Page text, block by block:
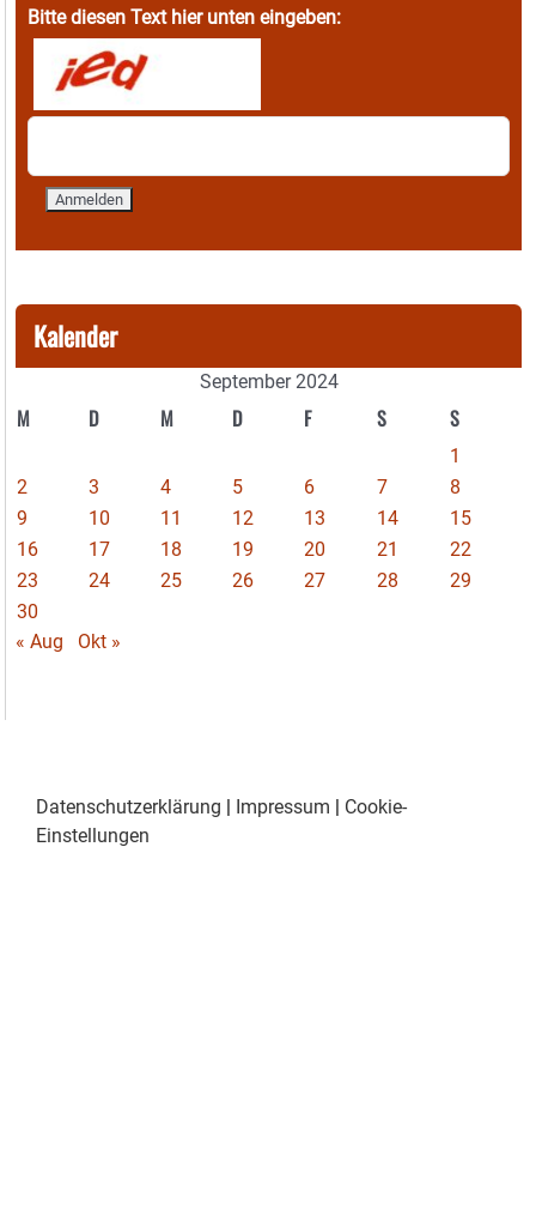
Bitte diesen Text hier unten eingeben:
Kalender
September 2024
M D M D F S S
1
2
3 4 5 6 7
8
9
10 11 12 13 14
15
16
17 18 19 20 21
22
23
24 25 26 27 28
29
30
« Aug
Okt »
Datenschutzerklärung Impressum
Cookie-
Einstellungen